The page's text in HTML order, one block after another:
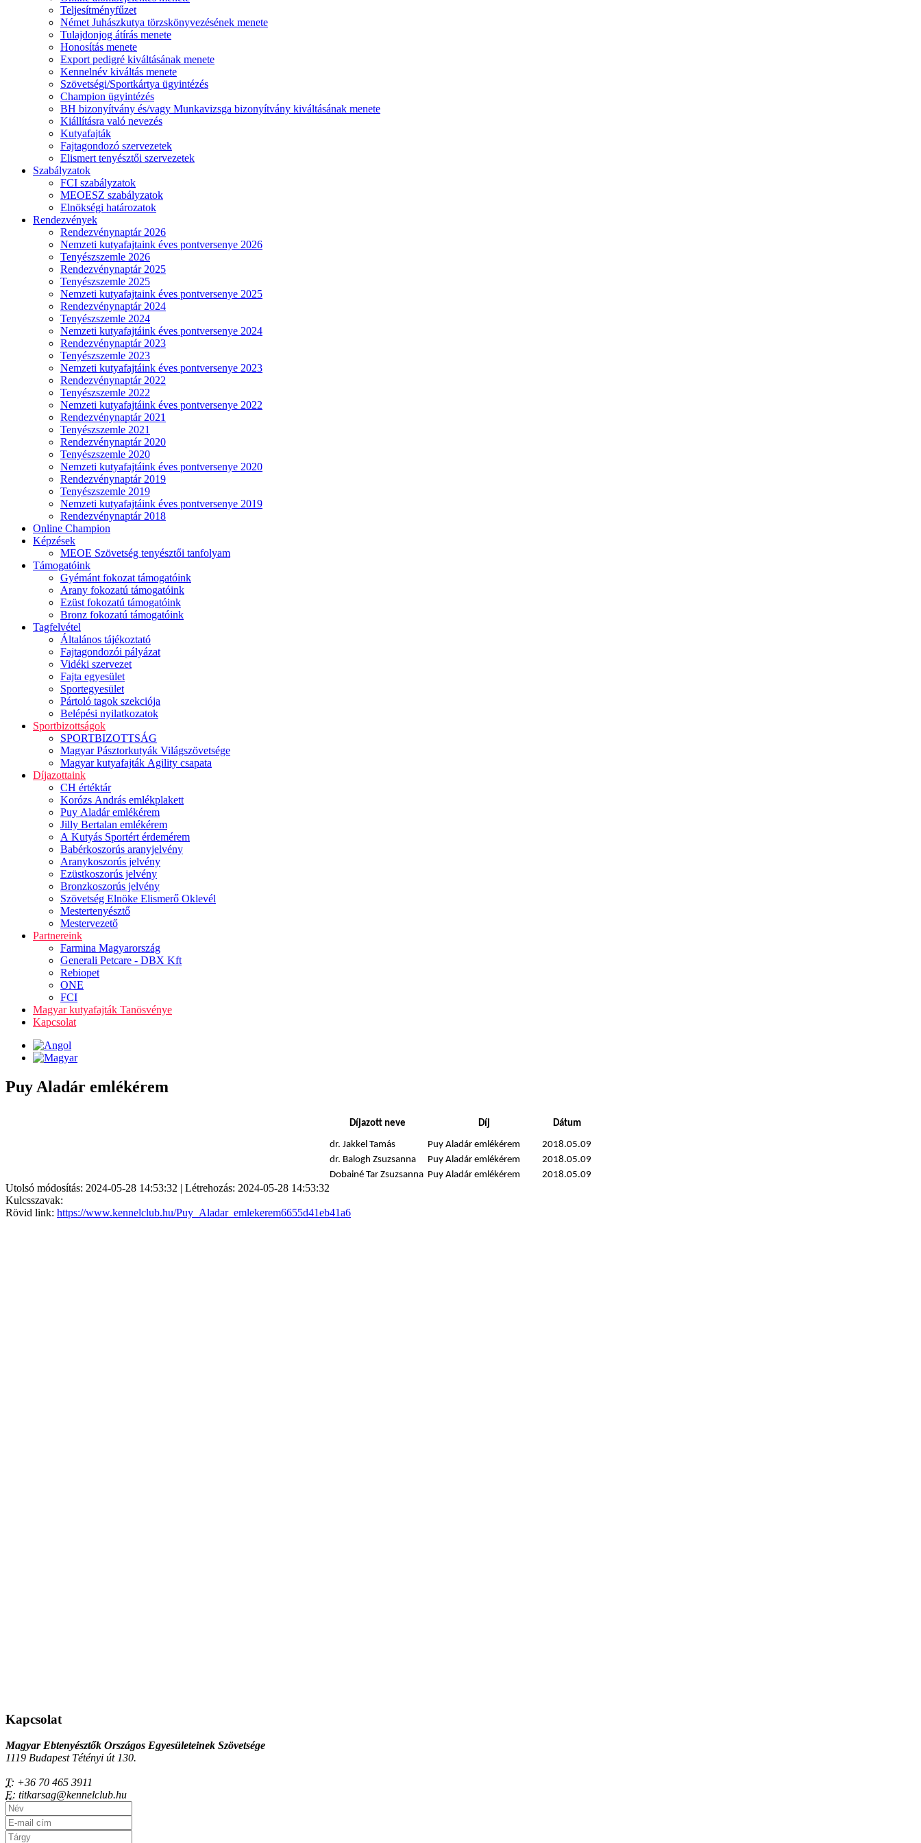
Teljesítményfűzet
Német Juhászkutya törzskönyvezésének menete
Tulajdonjog átírás menete
Honosítás menete
Export pedigré kiváltásának menete
Kennelnév kiváltás menete
Szövetségi/Sportkártya ügyintézés
Champion ügyintézés
BH bizonyítvány és/vagy Munkavizsga bizonyítvány kiváltásának menete
Kiállításra való nevezés
Kutyafajták
Fajtagondozó szervezetek
Elismert tenyésztői szervezetek
Szabályzatok
FCI szabályzatok
MEOESZ szabályzatok
Elnökségi határozatok
Rendezvények
Rendezvénynaptár 2026
Nemzeti kutyafajtaink éves pontversenye 2026
Tenyészszemle 2026
Rendezvénynaptár 2025
Tenyészszemle 2025
Nemzeti kutyafajtaink éves pontversenye 2025
Rendezvénynaptár 2024
Tenyészszemle 2024
Nemzeti kutyafajtáink éves pontversenye 2024
Rendezvénynaptár 2023
Tenyészszemle 2023
Nemzeti kutyafajtáink éves pontversenye 2023
Rendezvénynaptár 2022
Tenyészszemle 2022
Nemzeti kutyafajtáink éves pontversenye 2022
Rendezvénynaptár 2021
Tenyészszemle 2021
Rendezvénynaptár 2020
Tenyészszemle 2020
Nemzeti kutyafajtáink éves pontversenye 2020
Rendezvénynaptár 2019
Tenyészszemle 2019
Nemzeti kutyafajtáink éves pontversenye 2019
Rendezvénynaptár 2018
Online Champion
Képzések
MEOE Szövetség tenyésztői tanfolyam
Támogatóink
Gyémánt fokozat támogatóink
Arany fokozatú támogatóink
Ezüst fokozatú támogatóink
Bronz fokozatú támogatóink
Tagfelvétel
Általános tájékoztató
Fajtagondozói pályázat
Vidéki szervezet
Fajta egyesület
Sportegyesület
Pártoló tagok szekciója
Belépési nyilatkozatok
Sportbizottságok
SPORTBIZOTTSÁG
Magyar Pásztorkutyák Világszövetsége
Magyar kutyafajták Agility csapata
Díjazottaink
CH értéktár
Korózs András emlékplakett
Puy Aladár emlékérem
Jilly Bertalan emlékérem
A Kutyás Sportért érdemérem
Babérkoszorús aranyjelvény
Aranykoszorús jelvény
Ezüstkoszorús jelvény
Bronzkoszorús jelvény
Szövetség Elnöke Elismerő Oklevél
Mestertenyésztő
Mestervezető
Partnereink
Farmina Magyarország
Generali Petcare - DBX Kft
Rebiopet
ONE
FCI
Magyar kutyafajták Tanösvénye
Kapcsolat
Puy Aladár emlékérem
Díjazott neve Díj Dátum
dr. Jakkel Tamás Puy Aladár emlékérem
2018.05.09
dr. Balogh Zsuzsanna
Puy Aladár emlékérem
2018.05.09
Dobainé Tar Zsuzsanna Puy Aladár emlékérem 2018.05.09
Utolsó módosítás: 2024-05-28 14:53:32 | Létrehozás: 2024-05-28 14:53:32
Kulcsszavak:
Rövid link: https://www.kennelclub.hu/Puy_Aladar_emlekerem6655d41eb41a6
Kapcsolat
Magyar Ebtenyésztők Országos Egyesületeinek Szövetsége
1119 Budapest Tétényi út 130.
T: +36 70 465 3911
E: titkarsag@kennelclub.hu